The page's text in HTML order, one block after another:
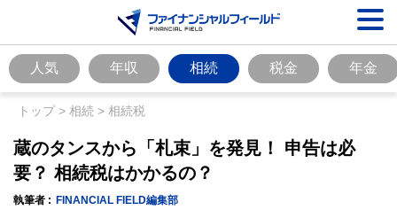
人気 年収 相続 税金 年金
トップ> 相続 > 相続税
蔵のタンスから「札束」を発見！ 申告は必
要？ 相続税はかかるの？
執筆者 : FINANCIAL FIELD編集部